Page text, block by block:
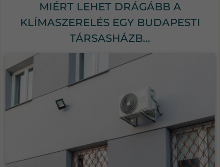
MIÉRT LEHET DRÁGÁBB A
KLÍMASZERELÉS EGY BUDAPESTI
TÁRSASHÁZB...